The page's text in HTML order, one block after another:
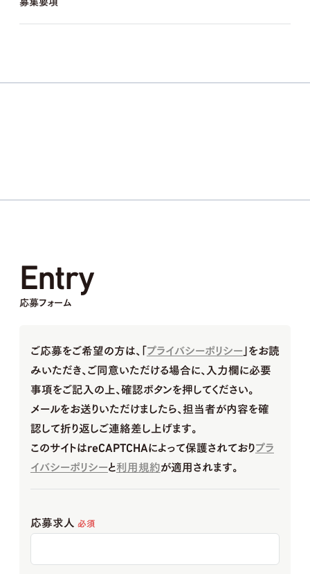
Entry
応募フォーム
ご応募をご希望の方は、「プライバシーポリシー」をお読
みいただき、ご同意いただける場合に、入力欄に必要
事項をご記入の上、確認ボタンを押してください。
メールをお送りいただけましたら、担当者が内容を確
認して折り返しご連絡差し上げます。
このサイトはreCAPTCHAによって保護されておりプラ
イバシーポリシーと利用規約が適用されます。
応募求人 必須